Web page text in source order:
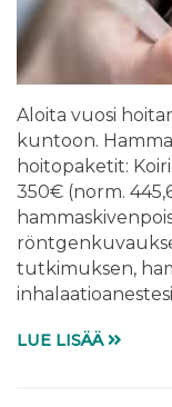
Aloita vuosi
kuntoon.
hoitopaketit:
350€ (norm.
tutkimuksen,
LUE LISÄÄ